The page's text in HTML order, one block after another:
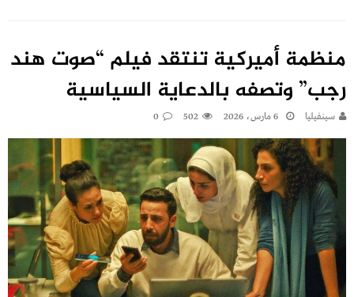
منظمة أميركية تنتقد فيلم “صوت هند
رجب” وتصفه بالدعاية السياسية
سينفيليا 6 مارس، 2026 502
0